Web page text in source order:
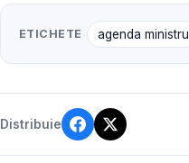
ETICHETE agenda ministru
Distribuie